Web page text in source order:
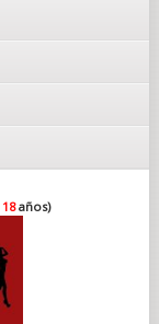
18años)